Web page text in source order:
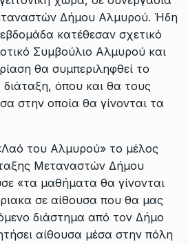
Δήμου Αλμυρού. Ήδη
κατέθεσαν σχετικό
Συμβούλιο Αλμυρού και
θα συμπεριληφθεί το
όπου και θα τους
στην οποία θα γίνονται τα
του Αλμυρού» το μέλος
Μεταναστών Δήμου
«τα μαθήματα θα γίνονται
σε αίθουσα που θα μας
διάστημα από τον Δήμο
αίθουσα μέσα στην πόλη